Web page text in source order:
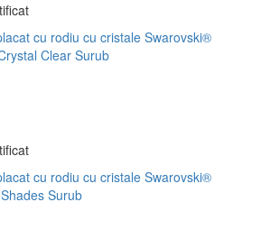
cu rodiu cu cristale Swarovski®
Clear Surub
cu rodiu cu cristale Swarovski®
Surub